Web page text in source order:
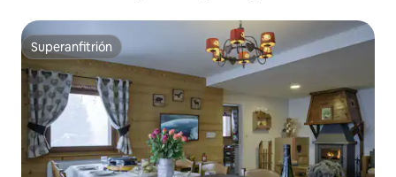
Superanfitrión
Superanfitrión